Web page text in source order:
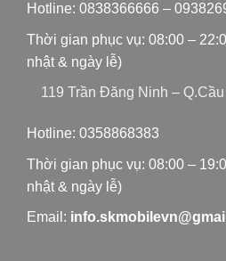
Hotline: 0838366666 –
Thời gian phục vụ: 08:00 –
nhật & ngày lễ)
119 Trần Đăng Ninh –
Hotline: 0358868383
Thời gian phục vụ: 08:00 –
nhật & ngày lễ)
Email: